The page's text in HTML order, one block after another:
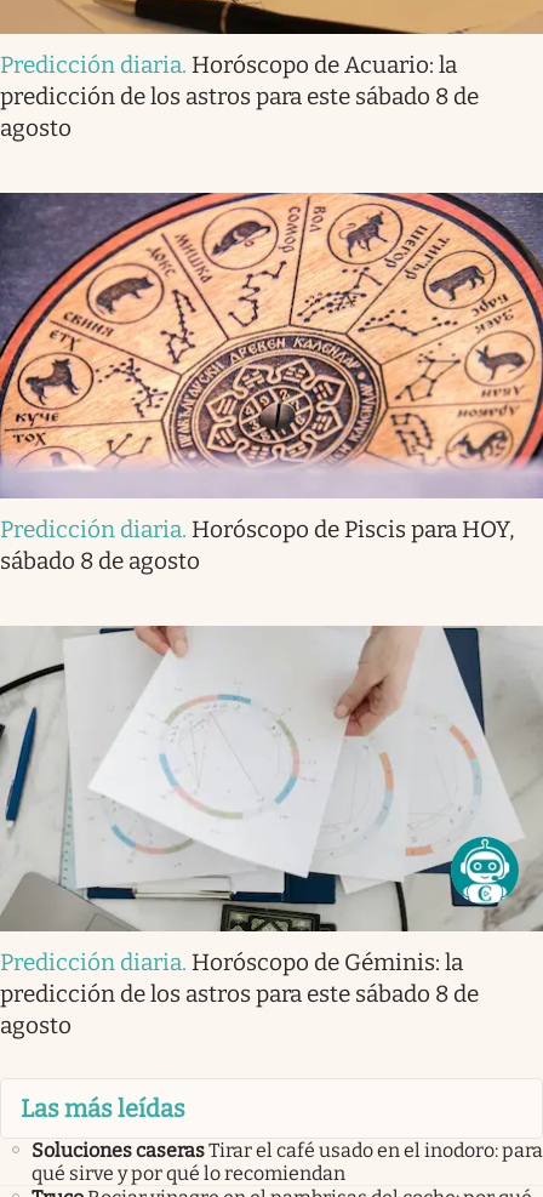
Predicción diaria. Horóscopo de Acuario: la
predicción de los astros para este sábado 8 de
agosto
Predicción diaria. Horóscopo de Piscis para HOY,
sábado 8 de agosto
Predicción diaria. Horóscopo de Géminis: la
predicción de los astros para este sábado 8 de
agosto
Las más leídas
Soluciones caserasTirar el café usado en el inodoro: para
qué sirve y por qué lo recomiendan